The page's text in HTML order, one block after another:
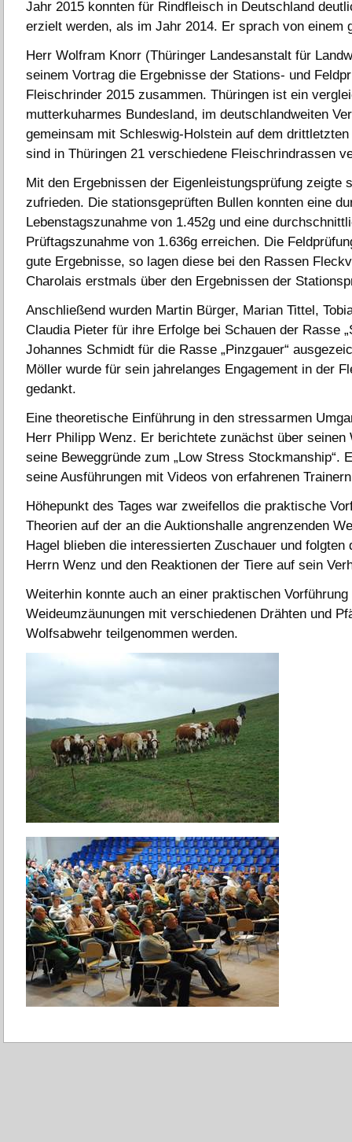
Jahr 2015 konnten für Rindfleisch in Deutschland
erzielt werden, als im Jahr 2014. Er sprach von einem
Herr Wolfram Knorr (Thüringer Landesanstalt für
seinem Vortrag die Ergebnisse der Stations- und
Fleischrinder 2015 zusammen. Thüringen ist ein
mutterkuharmes Bundesland, im deutschlandweiten
gemeinsam mit Schleswig-Holstein auf dem
sind in Thüringen 21 verschiedene Fleischrindrassen
Mit den Ergebnissen der Eigenleistungsprüfung zeigte
zufrieden. Die stationsgeprüften Bullen konnten eine
Lebenstagszunahme von 1.452g und eine
Prüftagszunahme von 1.636g erreichen. Die
gute Ergebnisse, so lagen diese bei den Rassen
Charolais erstmals über den Ergebnissen der
Anschließend wurden Martin Bürger, Marian Tittel,
Claudia Pieter für ihre Erfolge bei Schauen der Rasse
Johannes Schmidt für die Rasse „Pinzgauer“
Möller wurde für sein jahrelanges Engagement in der
gedankt.
Eine theoretische Einführung in den stressarmen
Herr Philipp Wenz. Er berichtete zunächst über seinen
seine Beweggründe zum „Low Stress Stockmanship“.
seine Ausführungen mit Videos von erfahrenen
Höhepunkt des Tages war zweifellos die praktische
Theorien auf der an die Auktionshalle angrenzenden
Hagel blieben die interessierten Zuschauer und folgten
Herrn Wenz und den Reaktionen der Tiere auf sein
Weiterhin konnte auch an einer praktischen
Weideumzäunungen mit verschiedenen Drähten und
Wolfsabwehr teilgenommen werden.